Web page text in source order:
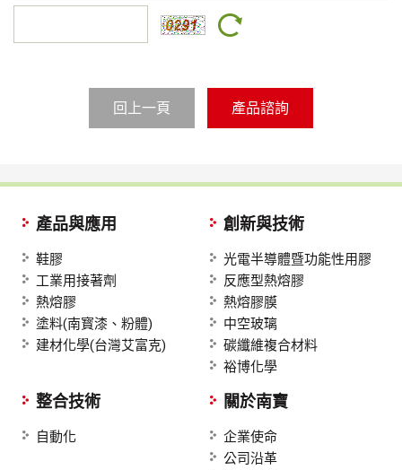
回上一頁
產品與應用
鞋膠
工業用接著劑
熱熔膠
塗料(南寳漆、粉體)
建材化學(台灣艾富克)
創新與技術
光電半導體暨功能性用膠
反應型熱熔膠
熱熔膠膜
中空玻璃
碳纖維複合材料
裕博化學
整合技術
自動化
關於南寶
企業使命
公司沿革